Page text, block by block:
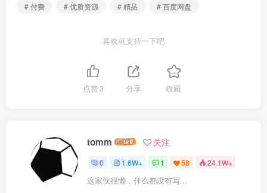
# 付费
# 优质资源 # 精品 # 百度网盘
喜欢就支持一下吧
点赞3 分享 收藏
tomm 关注
0 1.6W+ 1 58 24.1W+
这家伙很懒，什么都没有写...